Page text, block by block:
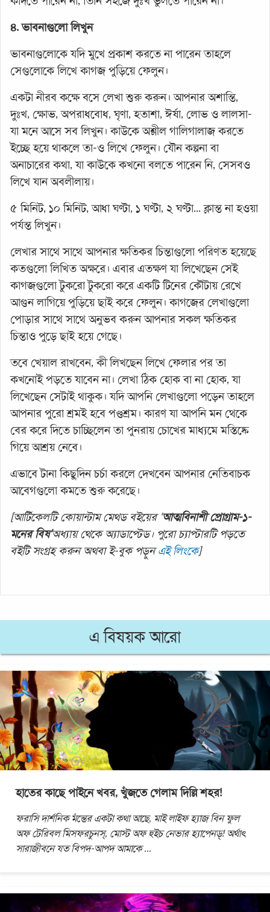
৪. ভাবনাগুলো লিখুন
ভাবনাগুলোকে যদি মুখে প্রকাশ করতে না পারেন তাহলে
সেগুলোকে লিখে কাগজ পুড়িয়ে ফেলুন।
একটা নীরব কক্ষে বসে লেখা শুরু করুন। আপনার অশান্তি,
দুঃখ, ক্ষোভ, অপরাধবোধ, ঘৃণা, হতাশা, ঈর্ষা, লোভ ও লালসা-
যা মনে আসে সব লিখুন। কাউকে অশ্লীল গালিগালাজ করতে
ইচ্ছে হয়ে থাকলে তা-ও লিখে ফেলুন। যৌন কল্পনা বা
অনাচারের কথা, যা কাউকে কখনো বলতে পারেন নি, সেসবও
লিখে যান অবলীলায়।
৫ মিনিট, ১০ মিনিট, আধা ঘণ্টা, ১ ঘণ্টা, ২ ঘণ্টা... ক্লান্ত না হওয়া
পর্যন্ত লিখুন।
লেখার সাথে সাথে আপনার ক্ষতিকর চিন্তাগুলো পরিণত হয়েছে
কতগুলো লিখিত অক্ষরে। এবার এতক্ষণ যা লিখেছেন সেই
কাগজগুলো টুকরো টুকরো করে একটি টিনের কৌটায় রেখে
আগুন লাগিয়ে পুড়িয়ে ছাই করে ফেলুন। কাগজের লেখাগুলো
পোড়ার সাথে সাথে অনুভব করুন আপনার সকল ক্ষতিকর
চিন্তাও পুড়ে ছাই হয়ে গেছে।
তবে খেয়াল রাখবেন, কী লিখছেন লিখে ফেলার পর তা
কখনোই পড়তে যাবেন না। লেখা ঠিক হোক বা না হোক, যা
লিখেছেন সেটাই থাকুক। যদি আপনি লেখাগুলো পড়েন তাহলে
আপনার পুরো শ্রমই হবে পণ্ডশ্রম। কারণ যা আপনি মন থেকে
বের করে দিতে চাচ্ছিলেন তা পুনরায় চোখের মাধ্যমে মস্তিষ্কে
গিয়ে আশ্রয় নেবে।
এভাবে টানা কিছুদিন চর্চা করলে দেখবেন আপনার নেতিবাচক
আবেগগুলো কমতে শুরু করেছে।
[আর্টিকেলটি কোয়ান্টাম মেথড বইয়ের ‘আত্মবিনাশী প্রোগ্রাম-১-
মনের বিষ’অধ্যায় থেকে অ্যাডাপ্টেড। পুরো চ্যাপ্টারটি পড়তে
বইটি সংগ্রহ করুন অথবা ই-বুক পড়ুনএই লিংকে]
এ বিষয়ক আরো
হাতের কাছে পাইনে খবর, খুঁজতে গেলাম দিল্লি শহর!
ফরাসি দার্শনিক মঁন্তের একটা কথা আছে, মাই লাইফ হ্যাজ বিন ফুল
অফ টেরিবল মিসফরচুনস্, মোস্ট অফ হুইচ নেভার হ্যাপেনড্! অর্থাৎ
সারাজীবনে যত বিপদ-আপদ আমাকে...